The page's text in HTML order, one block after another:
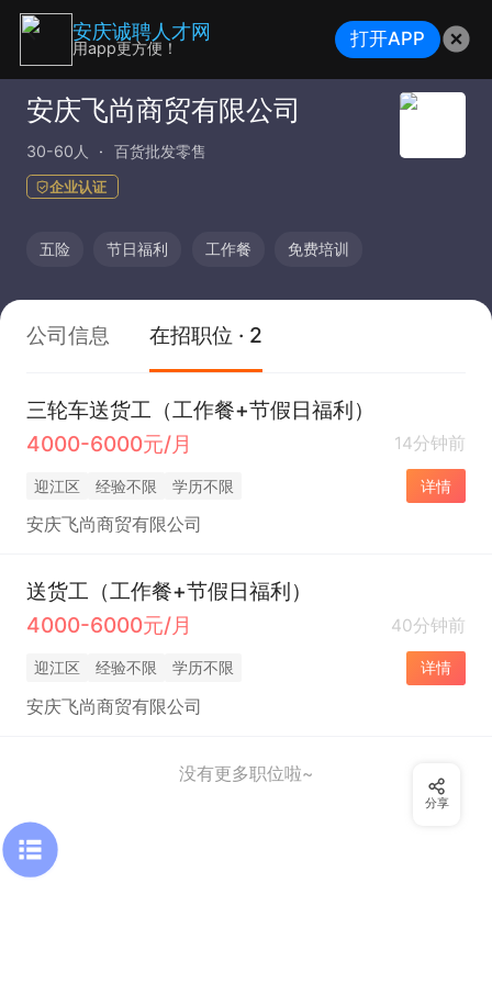
安庆飞尚商贸有限公司
30-60人 百货批发零售
企业认证
五险 节日福利 工作餐 免费培训
公司信息 在招职位 · 2
三轮车送货工（工作餐+节假日福利）
4000-6000元/月
14分钟前
迎江区 经验不限 学历不限 详情
安庆飞尚商贸有限公司
送货工（工作餐+节假日福利）
4000-6000元/月
40分钟前
迎江区 经验不限 学历不限 详情
安庆飞尚商贸有限公司
没有更多职位啦~
分享
安庆诚聘人才网
用app更方便！ 打开APP